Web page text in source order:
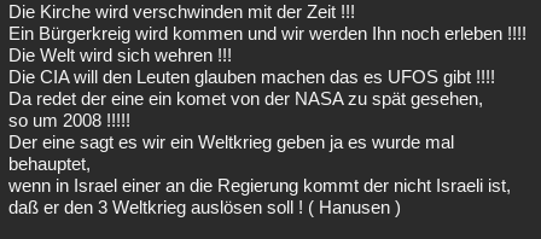
Die Kirche wird verschwinden mit der Zeit !!!
Ein Bürgerkreig wird kommen und wir werden Ihn noch erleben !!!!
Die Welt wird sich wehren !!!
Die CIA will den Leuten glauben machen das es UFOS gibt !!!!
Da redet der eine ein komet von der NASA zu spät gesehen,
so um 2008 !!!!!
Der eine sagt es wir ein Weltkrieg geben ja es wurde mal
behauptet,
wenn in Israel einer an die Regierung kommt der nicht Israeli ist,
daß er den 3 Weltkrieg auslösen soll ! ( Hanusen )